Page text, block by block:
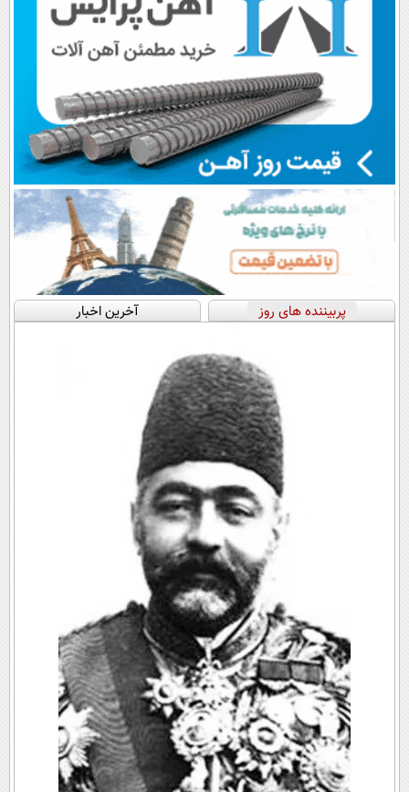
پربیننده های روز آخرین اخبار